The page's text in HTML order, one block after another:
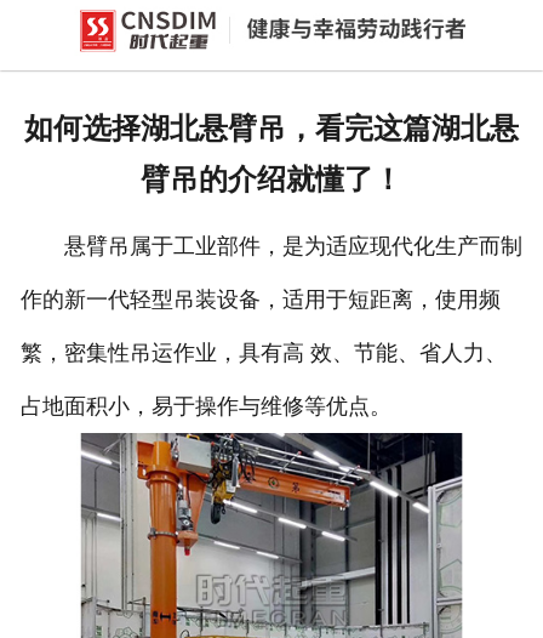
网站首页
企业文化
联系我们
如何选择湖北悬臂吊，看完这篇湖北悬
臂吊的介绍就懂了！
悬臂吊属于工业部件，是为适应现代化生产而制
作的新一代轻型吊装设备，适用于短距离，使用频
繁，密集性吊运作业，具有高 效、节能、省人力、
占地面积小，易于操作与维修等优点。